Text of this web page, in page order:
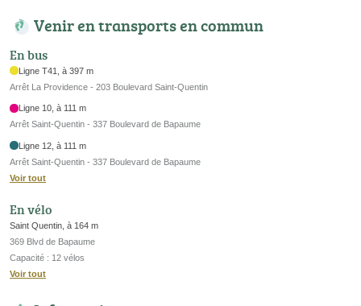
Venir en transports en commun
En bus
Ligne T41, à 397 m
Arrêt La Providence - 203 Boulevard Saint-Quentin
Ligne 10, à 111 m
Arrêt Saint-Quentin - 337 Boulevard de Bapaume
Ligne 12, à 111 m
Arrêt Saint-Quentin - 337 Boulevard de Bapaume
Voir tout
En vélo
Saint Quentin, à 164 m
369 Blvd de Bapaume
Capacité : 12 vélos
Voir tout